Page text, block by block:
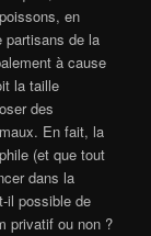
en
partisans de la
à cause
la taille
des
En fait, la
(et que tout
dans la
il possible de
privatif ou non ?